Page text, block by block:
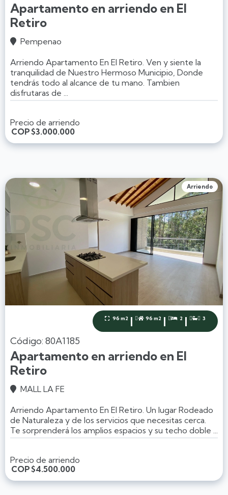
Apartamento en arriendo en El
Retiro
 Pempenao
Arriendo Apartamento En El Retiro. Ven y siente la
tranquilidad de Nuestro Hermoso Municipio, Donde
tendrás todo al alcance de tu mano. Tambien
disfrutaras de ...
Precio de arriendo
COP$3.000.000
Arriendo
 96 m2 |  96 m2 |  2 |  3
Código: 80A1185
Apartamento en arriendo en El
Retiro
 MALL LA FE
Arriendo Apartamento En El Retiro. Un lugar Rodeado
de Naturaleza y de los servicios que necesitas cerca.
Te sorprenderá los amplios espacios y su techo doble ...
Precio de arriendo
COP$4.500.000